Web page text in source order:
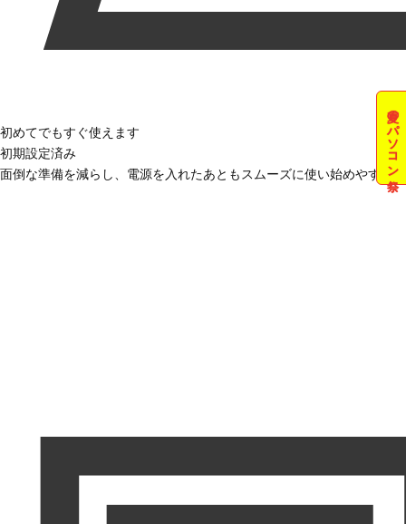
夏のパソコン祭
初めてでもすぐ使えます
初期設定済み
面倒な準備を減らし、電源を入れたあともスムーズに使い始めやすい